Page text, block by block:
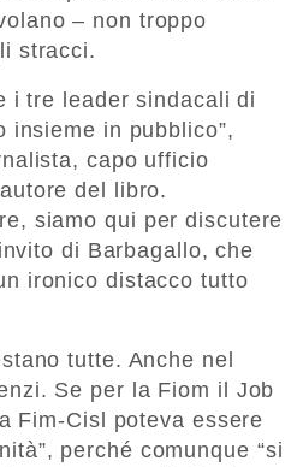
– non troppo
stracci.
i tre leader sindacali di
insieme in pubblico”,
capo ufficio
del libro.
siamo qui per discutere
di Barbagallo, che
ironico distacco tutto
tutte. Anche nel
Se per la Fiom il Job
Fim-Cisl poteva essere
perché comunque “si